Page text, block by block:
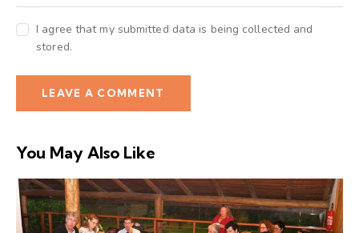
I agree that my submitted data is being collected and
stored.
You May Also Like